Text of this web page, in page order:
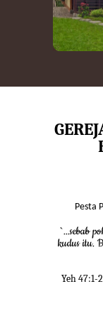
Pesta
`...sebab
kudus itu.
Yeh 47:1-